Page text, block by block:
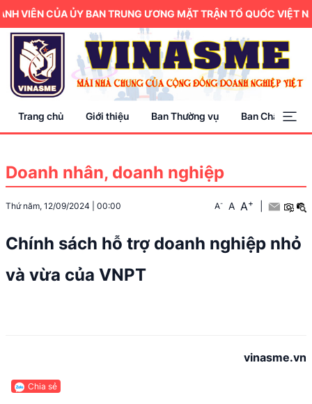
VIÊN CỦA ỦY BAN TRUNG ƯƠNG MẶT TRẬN TỔ QUỐC VIỆT
Trang chủ Giới thiệu Ban Thường vụ Ban Chấp hành
Doanh nhân, doanh nghiệp
Thứ năm, 12/09/2024 00:00 A- A A+
Chính sách hỗ trợ doanh nghiệp nhỏ
và vừa của VNPT
vinasme.vn
Chia sẻ